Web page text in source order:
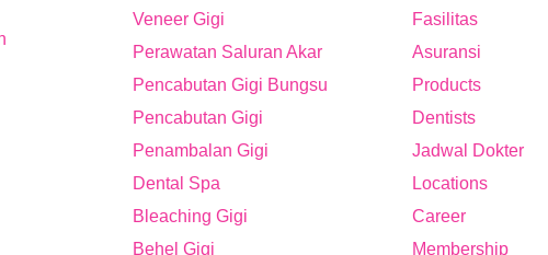
Veneer Gigi
Perawatan Saluran Akar
Pencabutan Gigi Bungsu
Pencabutan Gigi
Penambalan Gigi
Dental Spa
Bleaching Gigi
Behel Gigi
Fasilitas
Asuransi
Products
Dentists
Jadwal Dokter
Locations
Career
Membership